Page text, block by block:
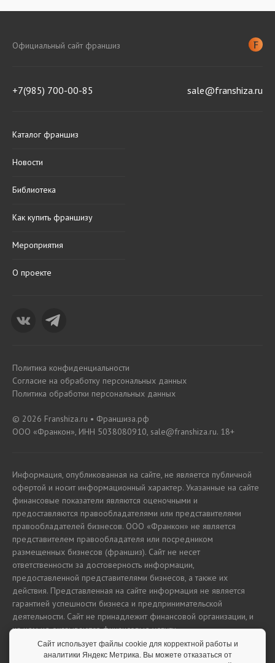
Официальный сайт франшиз
+7(985) 700-00-85 sale@franshiza.ru
Каталог франшиз
Новости
Библиотека
Как купить франшизу
Мероприятия
О проекте
Политика конфиденциальности
Согласие на обработку персональных данных
Политика обработки персональных данных
© 2026 Franshiza.ru • Франшиза.рф
ООО «Франкон», ИНН 5038080910, sale@franshiza.ru. 18+
Информация, опубликованная на сайте, не является публичной
офертой и носит информационный характер. Указанные на сайте
финансовые показатели являются оценочными и
предоставляются правообладателями или представителями
правообладателей бизнесов. ООО «Франкон» не является
представителем правообладателя или посредником
размещенных бизнесов (франшиз). Сайт не несет
ответственности за достоверность информации,
предоставленной представителями бизнесов, а также их
действия. Представленная на сайте информация не является
гарантией успешности бизнеса и предпринимательской
деятельности. Сайт не принадлежит финансовой организации, и
на нем не оказываются финансовые услуги.
Сайт использует файлы cookie для корректной работы и
аналитики Яндекс Метрика. Вы можете отказаться от